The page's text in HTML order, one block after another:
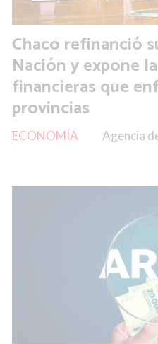
Chaco refinanció
Nación y expone
financieras que
provincias
Agencia
ECONOMÍA